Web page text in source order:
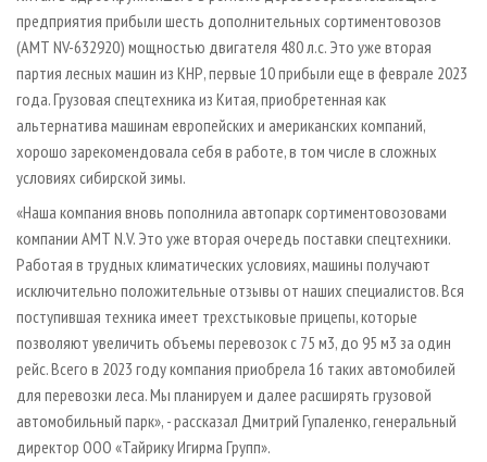
ПРОИЗВОДСТВО МЕБЕЛИ
БИОЭНЕРГЕТИКА
ЦБП
ИНСТРУМЕНТ И МАТЕРИАЛЫ
ПРИОРИТЕТНЫЕ ИНВЕСТПРОЕКТЫ
RUSSIAN FORESTRY REVIEW
ГАЗЕТА ЛЕСПРОМФОРУМ
БИБЛИОТЕКА СПЕЦИАЛИСТА
предприятия прибыли шесть дополнительных сортиментовозов
(АМТ NV-632920) мощностью двигателя 480 л.с. Это уже вторая
партия лесных машин из КНР, первые 10 прибыли еще в феврале 2023
года. Грузовая спецтехника из Китая, приобретенная как
альтернатива машинам европейских и американских компаний,
хорошо зарекомендовала себя в работе, в том числе в сложных
условиях сибирской зимы.
«Наша компания вновь пополнила автопарк сортиментовозовами
компании АМТ N.V. Это уже вторая очередь поставки спецтехники.
Работая в трудных климатических условиях, машины получают
исключительно положительные отзывы от наших специалистов. Вся
поступившая техника имеет трехстыковые прицепы, которые
позволяют увеличить объемы перевозок с 75 м3, до 95 м3 за один
рейс. Всего в 2023 году компания приобрела 16 таких автомобилей
для перевозки леса. Мы планируем и далее расширять грузовой
автомобильный парк», - рассказал Дмитрий Гупаленко, генеральный
директор ООО «Тайрику Игирма Групп».